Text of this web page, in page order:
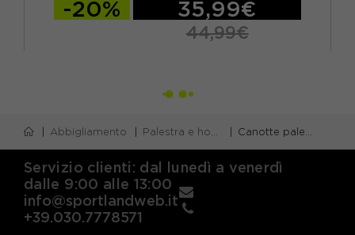
-20% 35,99€
44,99€
Abbigliamento Palestra e home gym Canotte palestra
Servizio clienti: dal lunedì a venerdì
dalle 9:00 alle 13:00
info@sportlandweb.it
+39.030.7778571